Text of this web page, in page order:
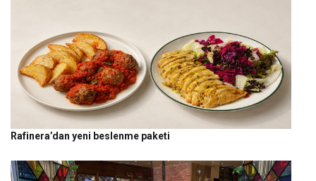
Rafinera’dan yeni beslenme paketi